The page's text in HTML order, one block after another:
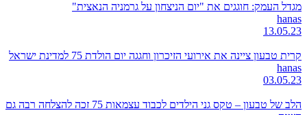
מגדל העמק: חוגגים את "יום הניצחון על גרמניה הנאצית"
hanas
13.05.23
קרית טבעון ציינה את אירועי הזיכרון וחגגה יום הולדת 75 למדינת ישראל
hanas
03.05.23
הלב של טבעון – טקס גני הילדים לכבוד עצמאות 75 זכה להצלחה רבה גם